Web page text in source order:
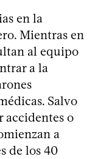
en la
Mientras en
al equipo
a la
Salvo
accidentes o
a
de los 40